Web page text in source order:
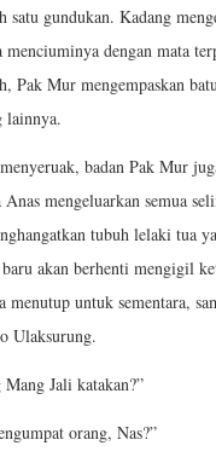
satu gundukan. Kadang
dengan mata
Pak Mur mengempaskan
lainnya.
badan Pak Mur
mengeluarkan semua
tubuh lelaki tua
akan berhenti mengigil
menutup untuk sementara,
Ulaksurung.
Jali katakan?”
orang, Nas?”